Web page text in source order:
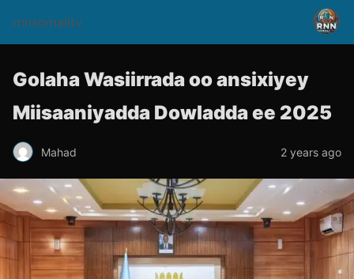
rnnsomalitv
Golaha Wasiirrada oo ansixiyey
Miisaaniyadda Dowladda ee 2025
Mahad 2 years ago